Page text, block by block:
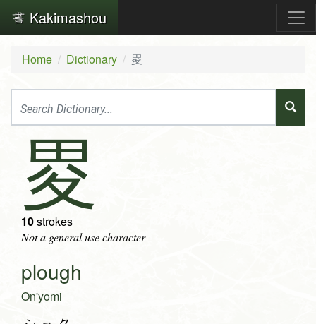
Kakimashou
Home Dictionary 畟
畟
10strokes
Not a general use character
plough
On'yomi